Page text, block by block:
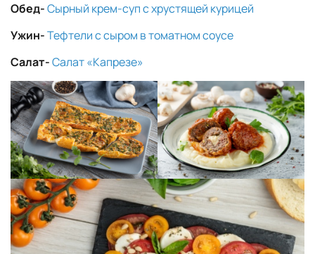
Обед-Сырный крем-суп с хрустящей курицей
Ужин-Тефтели с сыром в томатном соусе
Салат-Салат «Капрезе»